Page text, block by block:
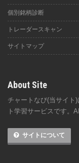
個別銘柄診断
トレーダースキャン
サイトマップ
About Site
チャートなび(当サイト
ト学習サービスです。
サイトについて